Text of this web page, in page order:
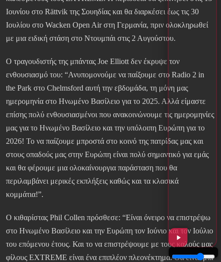
Ιουνίου στο Rättvik της Σουηδίας και θα διαρκέσει έως τις 30
Ιουλίου στο Wacken Open Air στη Γερμανία, πριν ολοκληρωθεί
με μια ειδική στάση στο Ντουμπάι στις 2 Αυγούστου.
Ο τραγουδιστής της μπάντας Joe Elliott δεν έκρυψε τον
ενθουσιασμό του: “Ανυπομονούμε να παίξουμε στο Radio 2 in
the Park στο Chelmsford αυτή την εβδομάδα, τη μόνη μας
ημερομηνία στο Ηνωμένο Βασίλειο για το 2025. Αλλά είμαστε
επίσης πολύ ενθουσιασμένοι που ανακοινώνουμε τις ημερομηνίες
μας για το Ηνωμένο Βασίλειο και την υπόλοιπη Ευρώπη για το
2026! Το να παίζουμε μπροστά στο κοινό της πατρίδας μας και
στους οπαδούς μας στην Ευρώπη είναι πολύ σημαντικό για εμάς
και θα φέρουμε μια ολοκαίνουργια παράσταση που θα
περιλαμβάνει μερικές εκπλήξεις καθώς και τα κλασικά
κομμάτια!”.
Ο κιθαρίστας Phil Collen πρόσθεσε: “Είναι όνειρο να επιστρέψω
στο Ηνωμένο Βασίλειο και την Ευρώπη τον Ιούνιο και τον Ιούλιο
του επόμενου έτους. Και το να επιστρέψουμε με τους καλούς μας
φίλους EXTREME είναι ένα επιπλέον πλεονέκτημα. Θα είναι μια